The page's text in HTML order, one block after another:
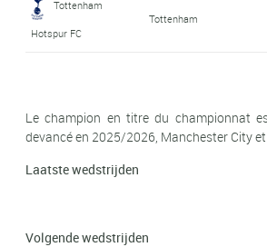
Tottenham
Hotspur FC
Tottenham
Le champion en titre du championnat
devancé en 2025/2026, Manchester City
Laatste wedstrijden
Volgende wedstrijden